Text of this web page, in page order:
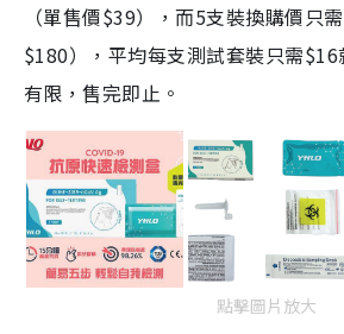
（單售價$39），而5支裝換購價只
$180），平均每支測試套裝只需
有限，售完即止。
點擊圖片放大